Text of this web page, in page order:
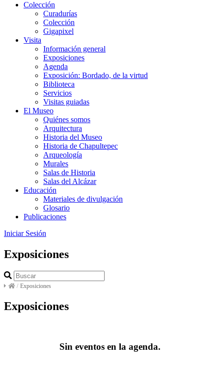
Colección
Curadurías
Colección
Gigapixel
Visita
Información general
Exposiciones
Agenda
Exposición: Bordado, de la virtud
Biblioteca
Servicios
Visitas guiadas
El Museo
Quiénes somos
Arquitectura
Historia del Museo
Historia de Chapultepec
Arqueología
Murales
Salas de Historia
Salas del Alcázar
Educación
Materiales de divulgación
Glosario
Publicaciones
Iniciar Sesión
Exposiciones
/ Exposiciones
Exposiciones
Sin eventos en la agenda.